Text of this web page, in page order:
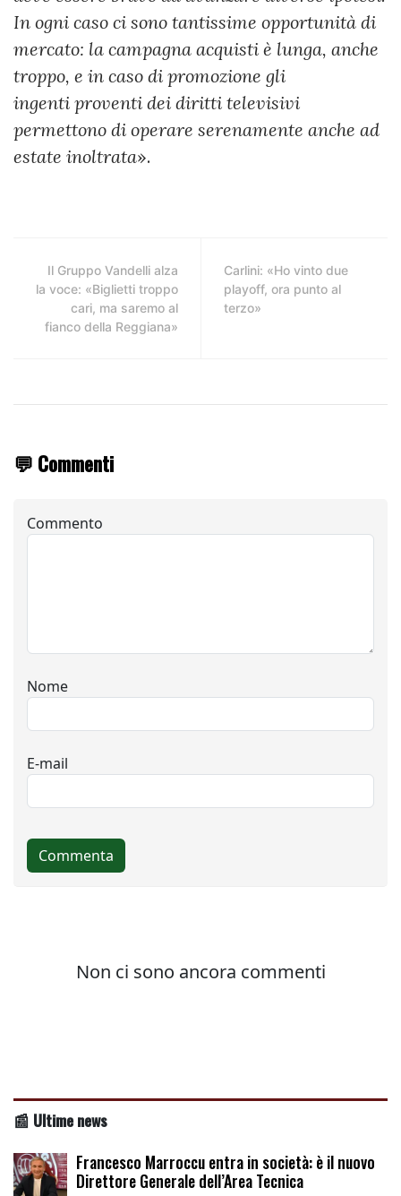
In ogni caso ci sono tantissime opportunità di
mercato: la campagna acquisti è lunga, anche
troppo, e in caso di promozione gli
ingenti proventi dei diritti televisivi
permettono di operare serenamente anche ad
estate inoltrata».
Il Gruppo Vandelli alza
la voce: «Biglietti troppo
cari, ma saremo al
fianco della Reggiana»
Carlini: «Ho vinto due
playoff, ora punto al
terzo»
💬 Commenti
📰 Ultime news
Francesco Marroccu entra in società: è il nuovo
Direttore Generale dell’Area Tecnica